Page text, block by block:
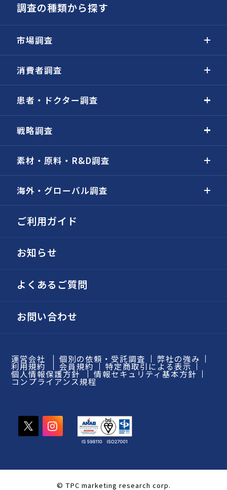
調査の種類から探す
市場調査
消費者調査
患者・ドクター調査
戦略調査
素材・原料・R&D調査
海外・グローバル調査
ご利用ガイド
お知らせ
よくあるご質問
お問い合わせ
運営会社 個別の依頼・受託調査 弊社の強み
利用規約 会員規約 特定商取引による表示
個人情報保護方針 情報セキュリティ基本方針
コンプライアンス規程
© TPC marketing research corp.